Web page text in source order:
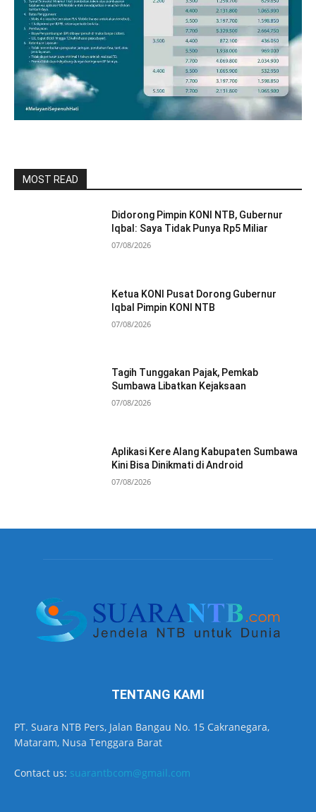
MOST READ
Didorong Pimpin KONI NTB, Gubernur
Iqbal: Saya Tidak Punya Rp5 Miliar
07/08/2026
Ketua KONI Pusat Dorong Gubernur
Iqbal Pimpin KONI NTB
07/08/2026
Tagih Tunggakan Pajak, Pemkab
Sumbawa Libatkan Kejaksaan
07/08/2026
Aplikasi Kere Alang Kabupaten Sumbawa
Kini Bisa Dinikmati di Android
07/08/2026
TENTANG KAMI
PT. Suara NTB Pers, Jalan Bangau No. 15 Cakranegara,
Mataram, Nusa Tenggara Barat
Contact us: suarantbcom@gmail.com